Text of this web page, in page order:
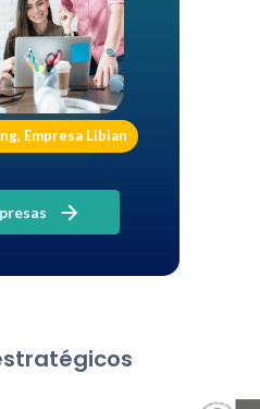
Empresa Libian